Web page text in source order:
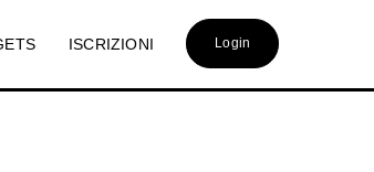
ISCRIZIONI Login